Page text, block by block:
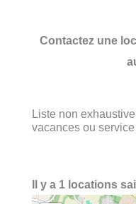
Contactez une
Liste non
vacances ou
Il y a 1 locations